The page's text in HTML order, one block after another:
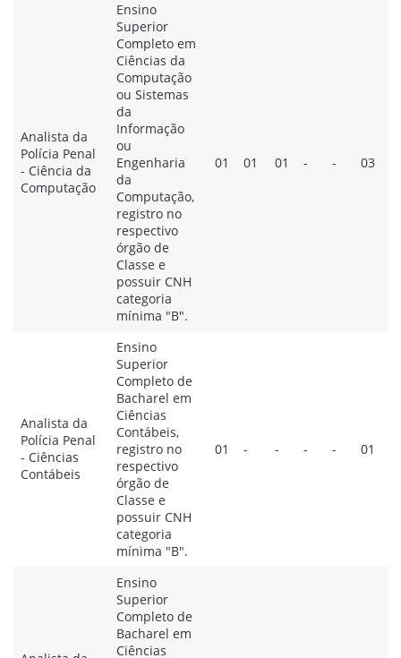
Analista da
Polícia Penal
- Ciência da
Computação
Ensino
Superior
Completo em
Ciências da
Computação
ou Sistemas
da
Informação
ou
Engenharia
da
Computação,
registro no
respectivo
órgão de
Classe e
possuir CNH
categoria
mínima "B".
01 01 01 - - 03
Analista da
Polícia Penal
- Ciências
Contábeis
Ensino
Superior
Completo de
Bacharel em
Ciências
Contábeis,
registro no
respectivo
órgão de
Classe e
possuir CNH
categoria
mínima "B".
01 - - - - 01
Ensino
Superior
Completo de
Bacharel em
Ciências